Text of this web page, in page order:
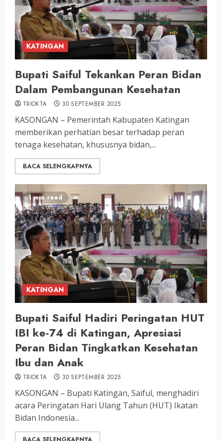
KATINGAN
Bupati Saiful Tekankan Peran Bidan
Dalam Pembangunan Kesehatan
TRIOKTA 30 SEPTEMBER 2025
KASONGAN – Pemerintah Kabupaten Katingan
memberikan perhatian besar terhadap peran
tenaga kesehatan, khususnya bidan,...
BACA SELENGKAPNYA
1 min read
KATINGAN
Bupati Saiful Hadiri Peringatan HUT
IBI ke-74 di Katingan, Apresiasi
Peran Bidan Tingkatkan Kesehatan
Ibu dan Anak
TRIOKTA 30 SEPTEMBER 2025
KASONGAN – Bupati Katingan, Saiful, menghadiri
acara Peringatan Hari Ulang Tahun (HUT) Ikatan
Bidan Indonesia...